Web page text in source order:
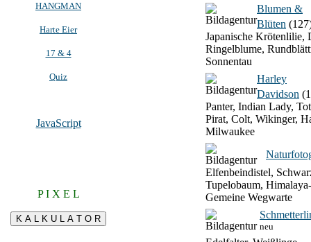
HANGMAN
Harte Eier
17 & 4
Quiz
JavaScript
P I X E L
Blumen &
Blüten
Japanische Krötenlilie,
Ringelblume,
Sonnentau
Harley
Davidson
Panter, Indian Lady,
Pirat, Colt, Wikinger,
Milwaukee
Elfenbeindistel,
Tupelobaum,
Gemeine Wegwarte
neu